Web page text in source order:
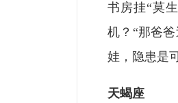
书房挂“莫
机？“那爸
娃，隐患是
天蝎座